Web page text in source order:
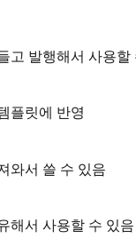
고 발행해서 사용할
플릿에 반영
와서 쓸 수 있음
해서 사용할 수 있음